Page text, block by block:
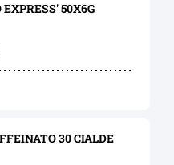
EXPRESS' 50X6G
30 CIALDE